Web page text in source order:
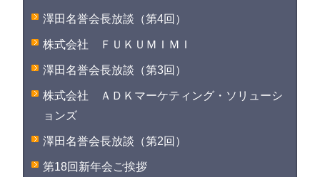
澤田名誉会長放談（第4回）
株式会社 ＦＵＫＵＭＩＭＩ
澤田名誉会長放談（第3回）
株式会社 ＡＤＫマーケティング・ソリューシ
ョンズ
澤田名誉会長放談（第2回）
第18回新年会ご挨拶